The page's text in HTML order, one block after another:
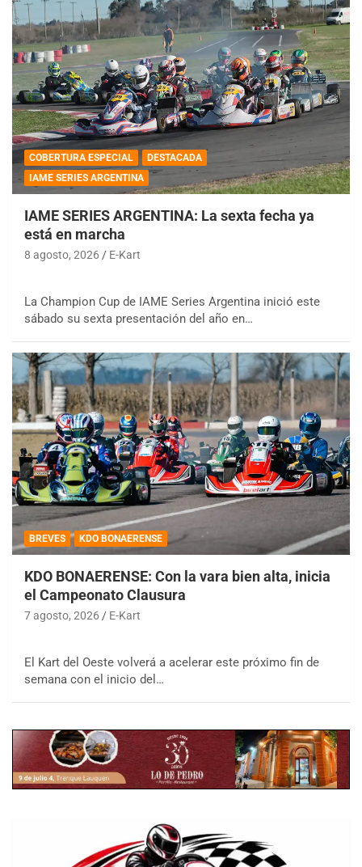
COBERTURA ESPECIAL
DESTACADA
IAME SERIES ARGENTINA
IAME SERIES ARGENTINA: La sexta fecha ya
está en marcha
8 agosto, 2026 E-Kart
La Champion Cup de IAME Series Argentina inició este
sábado su sexta presentación del año en…
BREVES KDO BONAERENSE
KDO BONAERENSE: Con la vara bien alta, inicia
el Campeonato Clausura
7 agosto, 2026 E-Kart
El Kart del Oeste volverá a acelerar este próximo fin de
semana con el inicio del…